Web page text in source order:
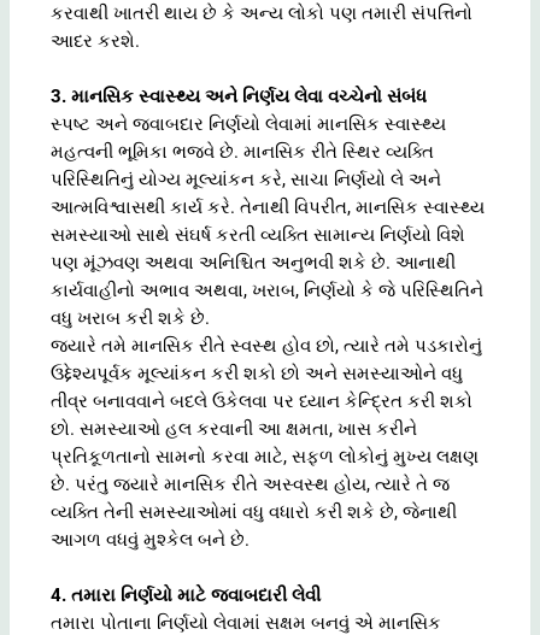
કરવાથી ખાતરી થાય છે કે અન્ય લોકો પણ તમારી સંપત્તિનો
આદર કરશે.
3. માનસિક સ્વાસ્થ્ય અને નિર્ણય લેવા વચ્ચેનો સંબંધ
સ્પષ્ટ અને જવાબદાર નિર્ણયો લેવામાં માનસિક સ્વાસ્થ્ય
મહત્વની ભૂમિકા ભજવે છે. માનસિક રીતે સ્થિર વ્યક્તિ
પરિસ્થિતિનું યોગ્ય મૂલ્યાંકન કરે, સાચા નિર્ણયો લે અને
આત્મવિશ્વાસથી કાર્ય કરે. તેનાથી વિપરીત, માનસિક સ્વાસ્થ્ય
સમસ્યાઓ સાથે સંઘર્ષ કરતી વ્યક્તિ સામાન્ય નિર્ણયો વિશે
પણ મૂંઝવણ અથવા અનિશ્ચિત અનુભવી શકે છે. આનાથી
કાર્યવાહીનો અભાવ અથવા, ખરાબ, નિર્ણયો કે જે પરિસ્થિતિને
વધુ ખરાબ કરી શકે છે.
જ્યારે તમે માનસિક રીતે સ્વસ્થ હોવ છો, ત્યારે તમે પડકારોનું
ઉદ્દેશ્યપૂર્વક મૂલ્યાંકન કરી શકો છો અને સમસ્યાઓને વધુ
તીવ્ર બનાવવાને બદલે ઉકેલવા પર ધ્યાન કેન્દ્રિત કરી શકો
છો. સમસ્યાઓ હલ કરવાની આ ક્ષમતા, ખાસ કરીને
પ્રતિકૂળતાનો સામનો કરવા માટે, સફળ લોકોનું મુખ્ય લક્ષણ
છે. પરંતુ જ્યારે માનસિક રીતે અસ્વસ્થ હોય, ત્યારે તે જ
વ્યક્તિ તેની સમસ્યાઓમાં વધુ વધારો કરી શકે છે, જેનાથી
આગળ વધવું મુશ્કેલ બને છે.
4. તમારા નિર્ણયો માટે જવાબદારી લેવી
તમારા પોતાના નિર્ણયો લેવામાં સક્ષમ બનવું એ માનસિક